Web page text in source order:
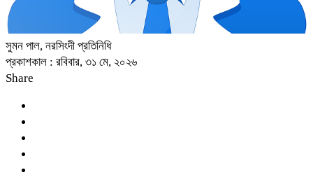
সুমন পাল, নরসিংদী প্রতিনিধি
প্রকাশকাল : রবিবার, ৩১ মে, ২০২৬
Share